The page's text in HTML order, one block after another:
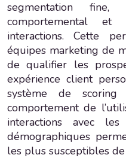
segmentation
comportemental et
interactions. Cette
équipes marketing de
de qualifier les
expérience client
système de
comportement de
interactions avec
démographiques
les plus susceptibles